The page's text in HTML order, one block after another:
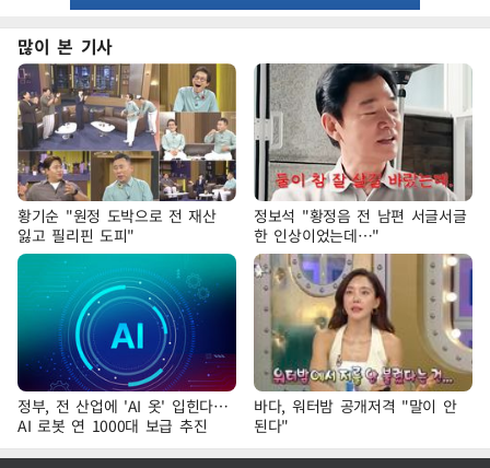
많이 본 기사
황기순 "원정 도박으로 전 재산
잃고 필리핀 도피"
정보석 "황정음 전 남편 서글서글
한 인상이었는데…"
정부, 전 산업에 'AI 옷' 입힌다…
AI 로봇 연 1000대 보급 추진
바다, 워터밤 공개저격 "말이 안
된다"